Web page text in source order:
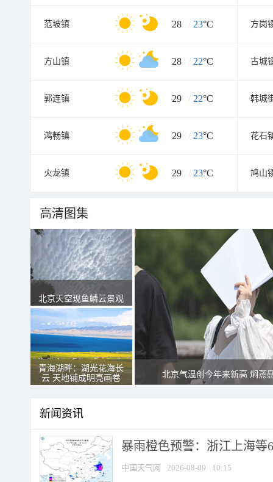
范坡镇 28 / 23°C 方岗
方山镇 28 / 22°C 古城
郭连镇 29 / 22°C 韩城
鸿畅镇 29 / 23°C 花石
火龙镇 29 / 23°C 鸠山
高清图集
北京天空现鱼鳞云景观
青海湖畔：湖光花海长
云 天地铺成明亮画卷
北京气温创今年来新高 焖蒸
新闻资讯
暴雨橙色预警：浙江上海等
中国天气网 2026-08-09 10:15